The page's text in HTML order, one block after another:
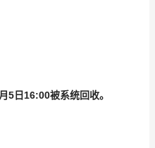
月 5 日 16:00被系统回收。